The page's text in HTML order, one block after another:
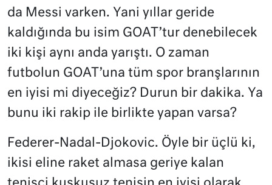
da Messi varken. Yani yıllar geride
kaldığında bu isim GOAT’tur denebilecek
iki kişi aynı anda yarıştı. O zaman
futbolun GOAT’una tüm spor branşlarının
en iyisi mi diyeceğiz? Durun bir dakika. Ya
bunu iki rakip ile birlikte yapan varsa?
Federer-Nadal-Djokovic. Öyle bir üçlü ki,
ikisi eline raket almasa geriye kalan